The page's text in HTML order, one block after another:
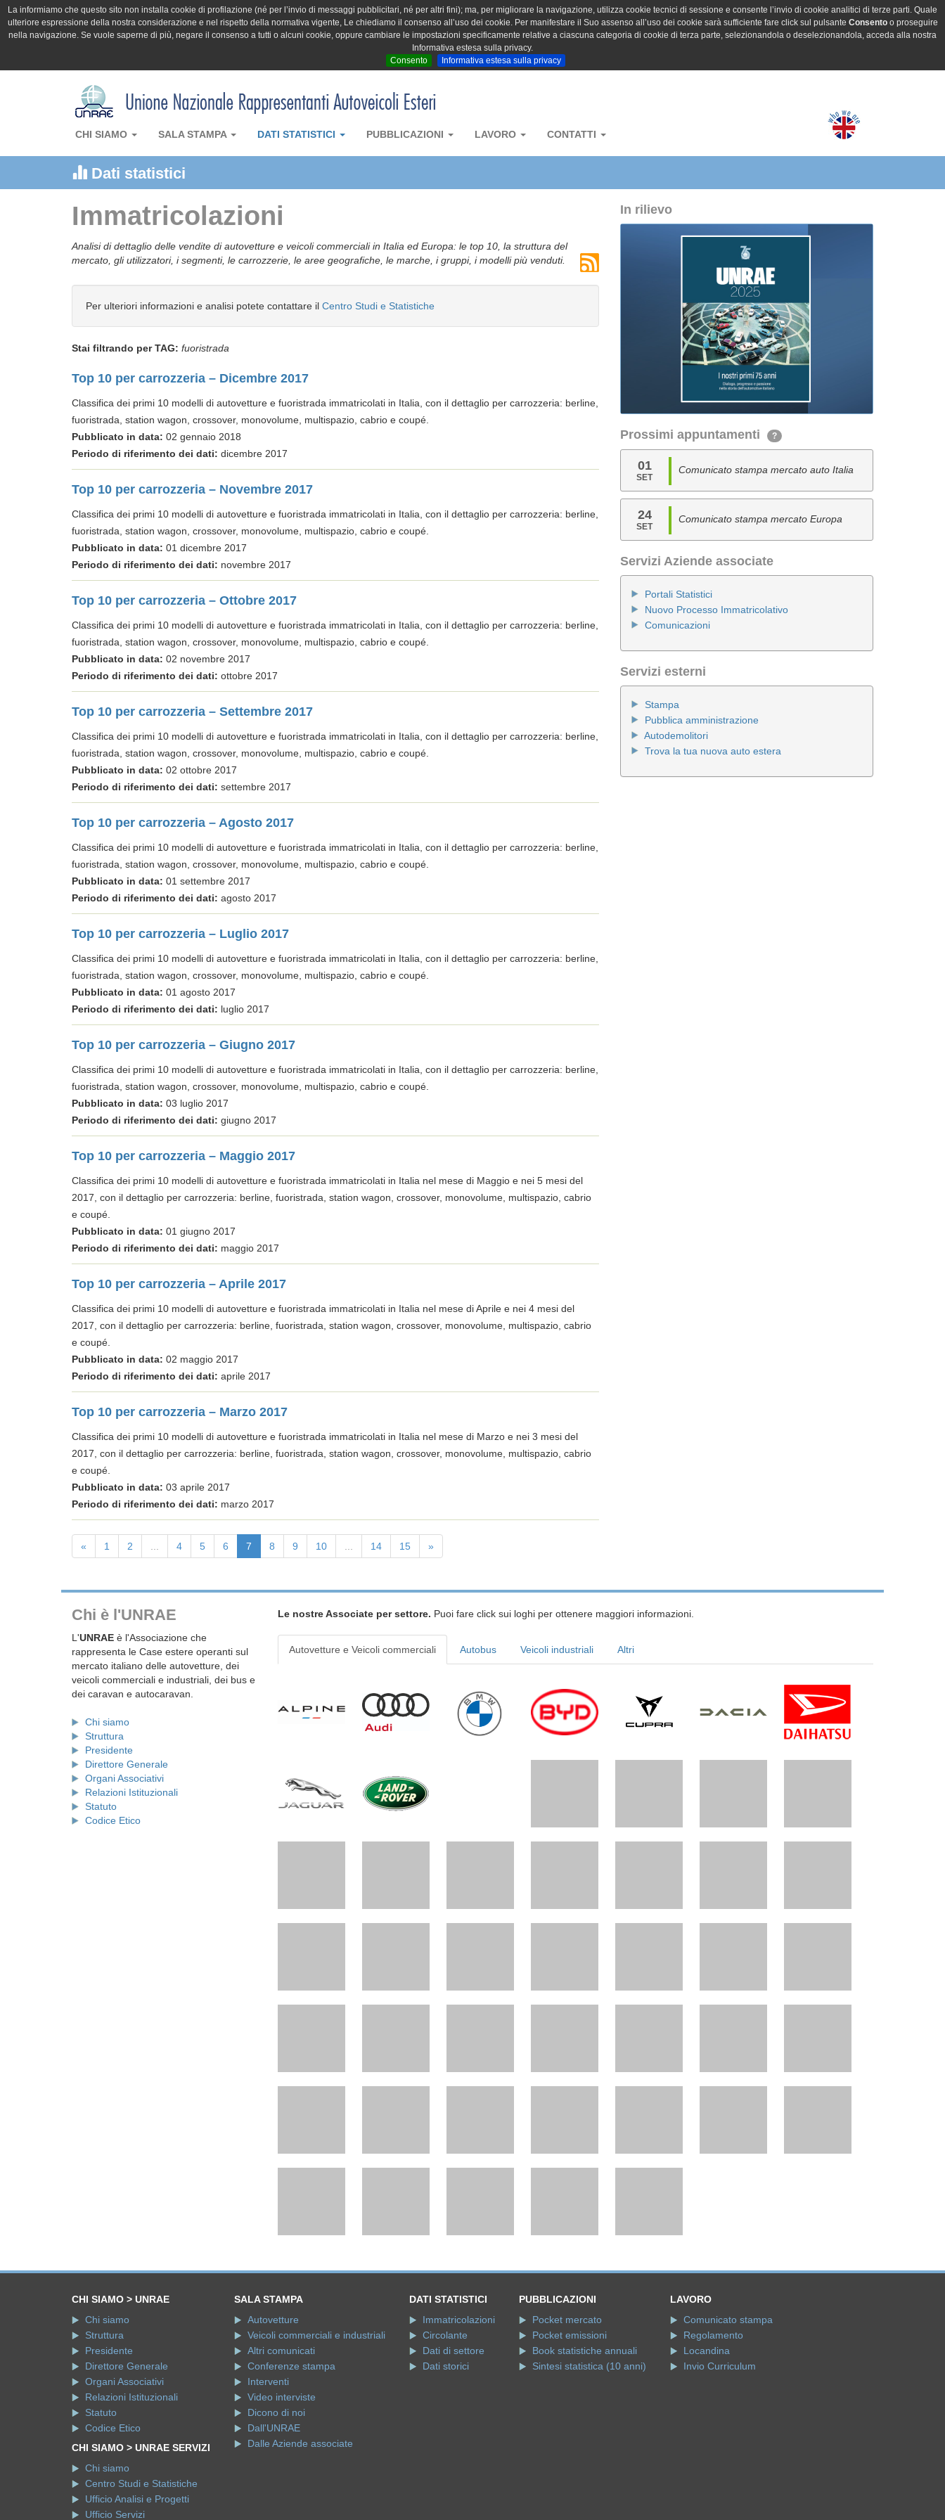
La informiamo che questo sito non installa cookie di profilazione (né per l’invio di messaggi pubblicitari, né per altri fini); ma, per migliorare la navigazione, utilizza cookie tecnici di sessione e consente l’invio di cookie analitici di terze parti. Quale
ulteriore espressione della nostra considerazione e nel rispetto della normativa vigente, Le chiediamo il consenso all’uso dei cookie. Per manifestare il Suo assenso all’uso dei cookie sarà sufficiente fare click sul pulsante Consentoo proseguire
nella navigazione. Se vuole saperne di più, negare il consenso a tutti o alcuni cookie, oppure cambiare le impostazioni specificamente relative a ciascuna categoria di cookie di terza parte, selezionandola o deselezionandola, acceda alla nostra
Informativa estesa sulla privacy.
Consento
Informativa estesa sulla privacy
CHI SIAMO SALA STAMPA DATI STATISTICI PUBBLICAZIONI LAVORO CONTATTI
Dati statistici
Immatricolazioni
Analisi di dettaglio delle vendite di autovetture e veicoli commerciali in Italia ed Europa: le top 10, la struttura del
mercato, gli utilizzatori, i segmenti, le carrozzerie, le aree geografiche, le marche, i gruppi, i modelli più venduti.
Per ulteriori informazioni e analisi potete contattare il Centro Studi e Statistiche
Stai filtrando per TAG: fuoristrada
Top 10 per carrozzeria – Dicembre 2017
Classifica dei primi 10 modelli di autovetture e fuoristrada immatricolati in Italia, con il dettaglio per carrozzeria: berline,
fuoristrada, station wagon, crossover, monovolume, multispazio, cabrio e coupé.
Pubblicato in data: 02 gennaio 2018
Periodo di riferimento dei dati: dicembre 2017
Top 10 per carrozzeria – Novembre 2017
Classifica dei primi 10 modelli di autovetture e fuoristrada immatricolati in Italia, con il dettaglio per carrozzeria: berline,
fuoristrada, station wagon, crossover, monovolume, multispazio, cabrio e coupé.
Pubblicato in data: 01 dicembre 2017
Periodo di riferimento dei dati: novembre 2017
Top 10 per carrozzeria – Ottobre 2017
Classifica dei primi 10 modelli di autovetture e fuoristrada immatricolati in Italia, con il dettaglio per carrozzeria: berline,
fuoristrada, station wagon, crossover, monovolume, multispazio, cabrio e coupé.
Pubblicato in data: 02 novembre 2017
Periodo di riferimento dei dati: ottobre 2017
Top 10 per carrozzeria – Settembre 2017
Classifica dei primi 10 modelli di autovetture e fuoristrada immatricolati in Italia, con il dettaglio per carrozzeria: berline,
fuoristrada, station wagon, crossover, monovolume, multispazio, cabrio e coupé.
Pubblicato in data: 02 ottobre 2017
Periodo di riferimento dei dati: settembre 2017
Top 10 per carrozzeria – Agosto 2017
Classifica dei primi 10 modelli di autovetture e fuoristrada immatricolati in Italia, con il dettaglio per carrozzeria: berline,
fuoristrada, station wagon, crossover, monovolume, multispazio, cabrio e coupé.
Pubblicato in data: 01 settembre 2017
Periodo di riferimento dei dati: agosto 2017
Top 10 per carrozzeria – Luglio 2017
Classifica dei primi 10 modelli di autovetture e fuoristrada immatricolati in Italia, con il dettaglio per carrozzeria: berline,
fuoristrada, station wagon, crossover, monovolume, multispazio, cabrio e coupé.
Pubblicato in data: 01 agosto 2017
Periodo di riferimento dei dati: luglio 2017
Top 10 per carrozzeria – Giugno 2017
Classifica dei primi 10 modelli di autovetture e fuoristrada immatricolati in Italia, con il dettaglio per carrozzeria: berline,
fuoristrada, station wagon, crossover, monovolume, multispazio, cabrio e coupé.
Pubblicato in data: 03 luglio 2017
Periodo di riferimento dei dati: giugno 2017
Top 10 per carrozzeria – Maggio 2017
Classifica dei primi 10 modelli di autovetture e fuoristrada immatricolati in Italia nel mese di Maggio e nei 5 mesi del
2017, con il dettaglio per carrozzeria: berline, fuoristrada, station wagon, crossover, monovolume, multispazio, cabrio
e coupé.
Pubblicato in data: 01 giugno 2017
Periodo di riferimento dei dati: maggio 2017
Top 10 per carrozzeria – Aprile 2017
Classifica dei primi 10 modelli di autovetture e fuoristrada immatricolati in Italia nel mese di Aprile e nei 4 mesi del
2017, con il dettaglio per carrozzeria: berline, fuoristrada, station wagon, crossover, monovolume, multispazio, cabrio
e coupé.
Pubblicato in data: 02 maggio 2017
Periodo di riferimento dei dati: aprile 2017
Top 10 per carrozzeria – Marzo 2017
Classifica dei primi 10 modelli di autovetture e fuoristrada immatricolati in Italia nel mese di Marzo e nei 3 mesi del
2017, con il dettaglio per carrozzeria: berline, fuoristrada, station wagon, crossover, monovolume, multispazio, cabrio
e coupé.
Pubblicato in data: 03 aprile 2017
Periodo di riferimento dei dati: marzo 2017
« 1 2 4 5 6 7 8 9 10 14 15 »
In rilievo
Prossimi appuntamenti ?
01
SET
Comunicato stampa mercato auto Italia
24
SET
Comunicato stampa mercato Europa
Servizi Aziende associate
Portali Statistici
Nuovo Processo Immatricolativo
Comunicazioni
Servizi esterni
Stampa
Pubblica amministrazione
Autodemolitori
Trova la tua nuova auto estera
Chi è l'UNRAE
L'UNRAE è l'Associazione che
rappresenta le Case estere operanti sul
mercato italiano delle autovetture, dei
veicoli commerciali e industriali, dei bus e
dei caravan e autocaravan.
Chi siamo
Struttura
Presidente
Direttore Generale
Organi Associativi
Relazioni Istituzionali
Statuto
Codice Etico
Le nostre Associate per settore. Puoi fare click sui loghi per ottenere maggiori informazioni.
Autovetture e Veicoli commerciali Autobus Veicoli industriali Altri
CHI SIAMO > UNRAE
Chi siamo
Struttura
Presidente
Direttore Generale
Organi Associativi
Relazioni Istituzionali
Statuto
Codice Etico
CHI SIAMO > UNRAE SERVIZI
Chi siamo
Centro Studi e Statistiche
Ufficio Analisi e Progetti
Ufficio Servizi
SALA STAMPA
Autovetture
Veicoli commerciali e industriali
Altri comunicati
Conferenze stampa
Interventi
Video interviste
Dicono di noi
Dall'UNRAE
Dalle Aziende associate
DATI STATISTICI
Immatricolazioni
Circolante
Dati di settore
Dati storici
PUBBLICAZIONI
Pocket mercato
Pocket emissioni
Book statistiche annuali
Sintesi statistica (10 anni)
LAVORO
Comunicato stampa
Regolamento
Locandina
Invio Curriculum